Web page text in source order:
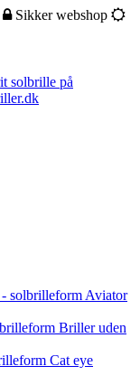
Sikker webshop
Aviator
Briller uden
Cat eye